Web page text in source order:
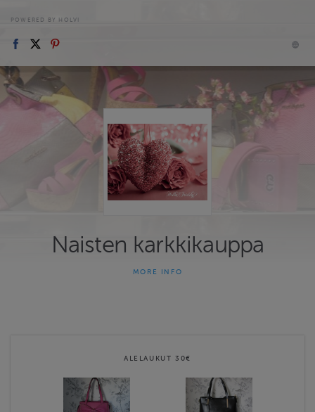
POWERED BY HOLVI
Naisten karkkikauppa
mallisista, värisistä ja kokoisista laukuista. Valikoimassa on käsi-ja
olkalaukut, juhlalaukut, kesäkassit, reput, aidot nahkalaukut ja
lompakot. Käsilaukussa …
MORE INFO
ALELAUKUT 30€